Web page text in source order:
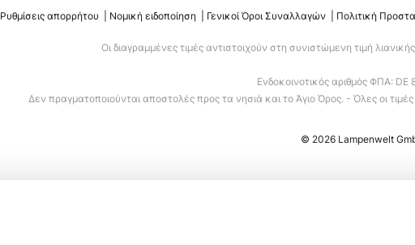
Ρυθμίσεις απορρήτου Νομική ειδοποίηση Γενικοί Όροι Συναλλαγών Πολιτική
Οι διαγραμμένες τιμές αντιστοιχούν στη συνιστώμενη τιμή
Ενδοκοινοτικός αριθμός ΦΠΑ: DE
Δεν πραγματοποιούνται αποστολές προς τα νησιά και το Άγιο Όρος. - Όλες οι
© 2026 Lampenwelt